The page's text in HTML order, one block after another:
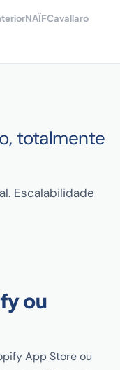
NAÏFCavallaro
totalmente
Escalabilidade
ou
App Store ou